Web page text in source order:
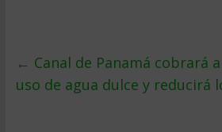
← Canal de Panamá cobrará
uso de agua dulce y reducirá